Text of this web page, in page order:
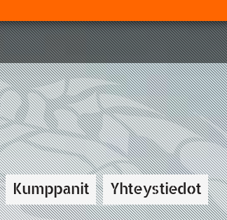
Kumppanit Yhteystiedot